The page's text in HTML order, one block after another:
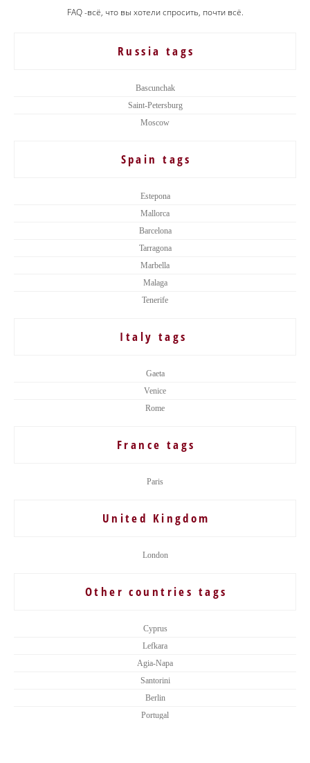
FAQ -всё, что вы хотели спросить, почти всё.
Russia tags
Bascunchak
Saint-Petersburg
Moscow
Spain tags
Estepona
Mallorca
Barcelona
Tarragona
Marbella
Malaga
Tenerife
Italy tags
Gaeta
Venice
Rome
France tags
Paris
United Kingdom
London
Other countries tags
Cyprus
Lefkara
Agia-Napa
Santorini
Berlin
Portugal